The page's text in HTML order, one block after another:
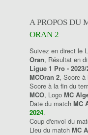
A PROPOS DU
ORAN 2
Suivez en direct le
Oran, Résultat en
Ligue 1 Pro - 2023/
MCOran 2, Score à
Score à la fin du
MCO, Logo MC
Date du match MC
2024.
Coup d'envoi du
Lieu du match MC